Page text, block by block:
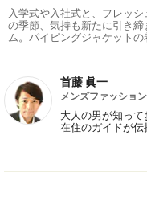
入学式や入社式と、フレッ
の季節、気持も新たに引き
ム。パイピングジャケットの
首藤 眞一
メンズファッショ
大人の男が知っ
在住のガイドが伝